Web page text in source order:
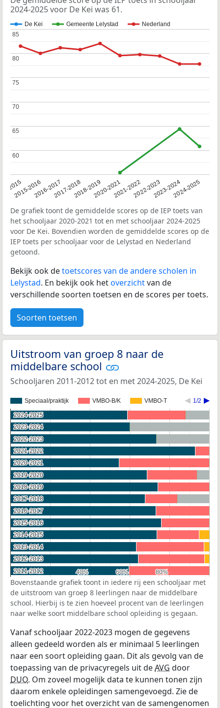
2024-2025 voor De Kei was 61.
De Kei Gemeente Lelystad Nederland
2015
2015-20162016-20172017-20182018-20192020-20212021-20222022-20232023-20242024-2025
60
60
65
65
70
70
75
75
80
80
85
85
De grafiek toont de gemiddelde scores op de IEP toets van
het schooljaar 2020-2021 tot en met schooljaar 2024-2025
voor De Kei. Bovendien worden de gemiddelde scores op de
IEP toets per schooljaar voor de Lelystad en Nederland
getoond.
Bekijk ook detoetscores van de andere scholen in
Lelystad. En bekijk ook hetoverzichtvan de
verschillende soorten toetsen en de scores per toets.
Soorten toetsen
Uitstroom van groep 8 naar de
middelbare school
Schooljaren 2011-2012 tot en met 2024-2025, De Kei
Speciaal/praktijk VMBO-B/K VMBO-T 1/2
40%
40% 60%
60% 80%
80%
2024-2025
2024-2025
2023-2024
2023-2024
2022-2023
2022-2023
2021-2022
2021-2022
2020-2021
2020-2021
2019-2020
2019-2020
2018-2019
2018-2019
2017-2018
2017-2018
2016-2017
2016-2017
2015-2016
2015-2016
2014-2015
2014-2015
2013-2014
2013-2014
2012-2013
2012-2013
2011-2012
2011-2012
Bovenstaande grafiek toont in iedere rij een schooljaar met
de uitstroom van groep 8 leerlingen naar de middelbare
school. Hierbij is te zien hoeveel procent van de leerlingen
naar welke soort middelbare school opleiding is gegaan.
Vanaf schooljaar 2022-2023 mogen de gegevens
alleen gedeeld worden als er minimaal 5 leerlingen
naar een soort opleiding gaan. Dit als gevolg van de
toepassing van de privacyregels uit deAVG door
DUO. Om zoveel mogelijk data te kunnen tonen zijn
daarom enkele opleidingen samengevoegd. Zie de
toelichting voor het overzicht van de samengenomen